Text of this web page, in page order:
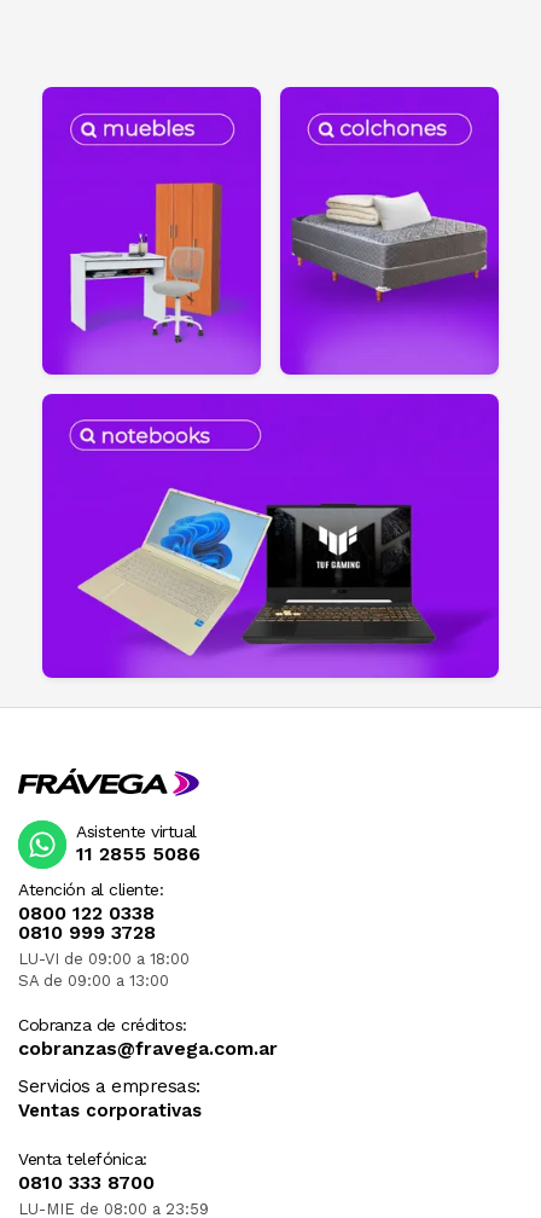
Atención al cliente:
0800 122 0338
0810 999 3728
LU-VI de 09:00 a 18:00
SA de 09:00 a 13:00
Cobranza de créditos:
cobranzas@fravega.com.ar
Servicios a empresas:
Ventas corporativas
Venta telefónica:
0810 333 8700
LU-MIE de 08:00 a 23:59
Asistente virtual
11 2855 5086